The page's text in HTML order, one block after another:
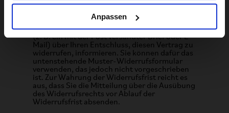
Anpassen
Ockham Drive, Greenford, London, UB6 0FD,
Vereinigtes Königreich,
support@brompton.com oder +44 2082
328484 mittels einer eindeutigen Erklärung
(z. B. ein mit der Post versandter Brief oder E-
Mail) über Ihren Entschluss, diesen Vertrag zu
widerrufen, informieren. Sie können dafür das
untenstehende Muster-Widerrufsformular
verwenden, das jedoch nicht vorgeschrieben
ist. Zur Wahrung der Widerrufsfrist reicht es
aus, dass Sie die Mitteilung über die Ausübung
des Widerrufsrechts vor Ablauf der
Widerrufsfrist absenden.